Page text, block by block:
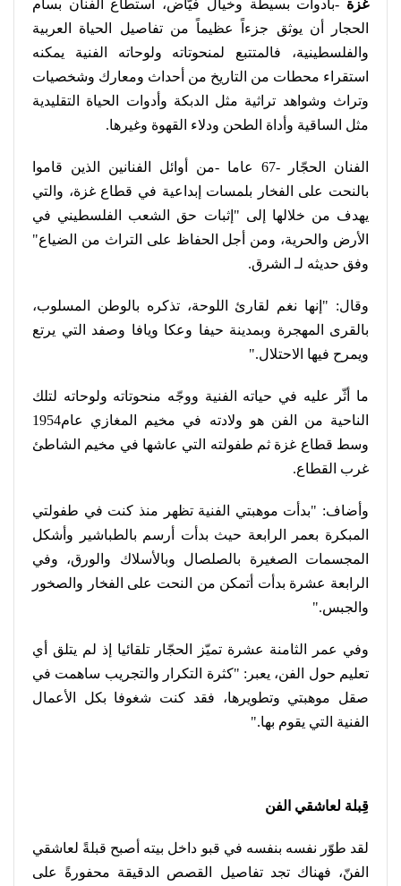
غزة -بأدوات بسيطة وخيال فيّاض، استطاع الفنان بسام
الحجار أن يوثق جزءاً عظيماً من تفاصيل الحياة العربية
والفلسطينية، فالمتتبع لمنحوتاته ولوحاته الفنية يمكنه
استقراء محطات من التاريخ من أحداث ومعارك وشخصيات
وتراث وشواهد تراثية مثل الدبكة وأدوات الحياة التقليدية
مثل الساقية وأداة الطحن ودلاء القهوة وغيرها.
الفنان الحجّار -67 عاما -من أوائل الفنانين الذين قاموا
بالنحت على الفخار بلمسات إبداعية في قطاع غزة، والتي
يهدف من خلالها إلى "إثبات حق الشعب الفلسطيني في
الأرض والحرية، ومن أجل الحفاظ على التراث من الضياع"
وفق حديثه لـ الشرق.
وقال: "إنها نغم لقارئ اللوحة، تذكره بالوطن المسلوب،
بالقرى المهجرة وبمدينة حيفا وعكا ويافا وصفد التي يرتع
ويمرح فيها الاحتلال".
ما أثّر عليه في حياته الفنية ووجّه منحوتاته ولوحاته لتلك
الناحية من الفن هو ولادته في مخيم المغازي عام1954
وسط قطاع غزة ثم طفولته التي عاشها في مخيم الشاطئ
غرب القطاع.
وأضاف: "بدأت موهبتي الفنية تظهر منذ كنت في طفولتي
المبكرة بعمر الرابعة حيث بدأت أرسم بالطباشير وأشكل
المجسمات الصغيرة بالصلصال وبالأسلاك والورق، وفي
الرابعة عشرة بدأت أتمكن من النحت على الفخار والصخور
والجبس".
وفي عمر الثامنة عشرة تميّز الحجّار تلقائيا إذ لم يتلق أي
تعليم حول الفن، يعبر: "كثرة التكرار والتجريب ساهمت في
صقل موهبتي وتطويرها، فقد كنت شغوفا بكل الأعمال
الفنية التي يقوم بها".
قِبلة لعاشقي الفن
لقد طوّر نفسه بنفسه في قبو داخل بيته أصبح قبلةً لعاشقي
الفنّ، فهناك تجد تفاصيل القصص الدقيقة محفورةً على